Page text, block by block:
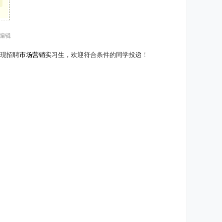
辑
招聘市场营销实习生 ，欢迎符合条件的同学投递！